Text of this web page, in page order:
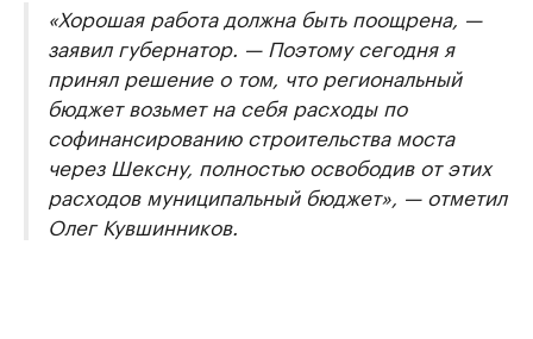
«Хорошая работа должна быть поощрена, —
заявил губернатор. — Поэтому сегодня я
принял решение о том, что региональный
бюджет возьмет на себя расходы по
софинансированию строительства моста
через Шексну, полностью освободив от этих
расходов муниципальный бюджет», — отметил
Олег Кувшинников.